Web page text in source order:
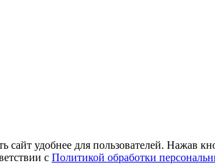
удобнее для пользователей. Нажав
с Политикой обработки